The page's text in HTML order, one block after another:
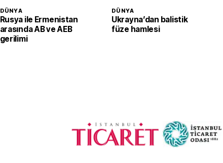
DÜNYA
Rusya ile Ermenistan
arasında AB ve AEB
gerilimi
DÜNYA
Ukrayna’dan balistik
füze hamlesi